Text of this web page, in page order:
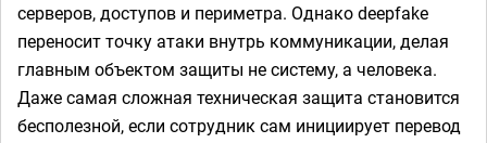
серверов, доступов и периметра. Однако deepfake
переносит точку атаки внутрь коммуникации, делая
главным объектом защиты не систему, а человека.
Даже самая сложная техническая защита становится
бесполезной, если сотрудник сам инициирует перевод